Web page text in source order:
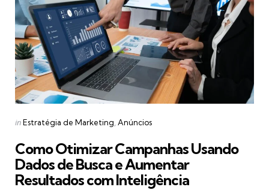
Categories
Posted
inEstratégia de Marketing Anúncios
Como Otimizar Campanhas Usando
Dados de Busca e Aumentar
Resultados com Inteligência